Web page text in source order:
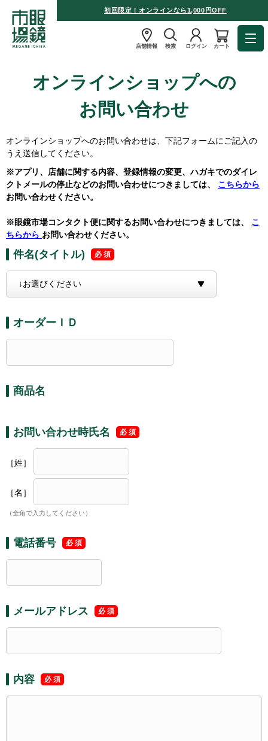
初回限定！オンラインなら1,000円OFF
店舗情報 検索 ログイン カート
オンラインショップへの
お問い合わせ
オンラインショップへのお問い合わせは、下記フォームにご記入の
うえ送信してください。
※アプリ、店舗に関する内容、登録情報の変更、ハガキでのダイレ
クトメールの停止などのお問い合わせにつきましては、 こちらから
お問い合わせください。
※眼鏡市場コンタクト便に関するお問い合わせにつきましては、 こ
ちらから お問い合わせください。
件名(タイトル)
オーダーＩＤ
商品名
お問い合わせ時氏名
［姓］
［名］
（全角で入力してください）
電話番号
メールアドレス
内容